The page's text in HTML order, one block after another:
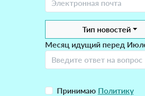
Тип новостей
Месяц идущий перед
Принимаю Политику